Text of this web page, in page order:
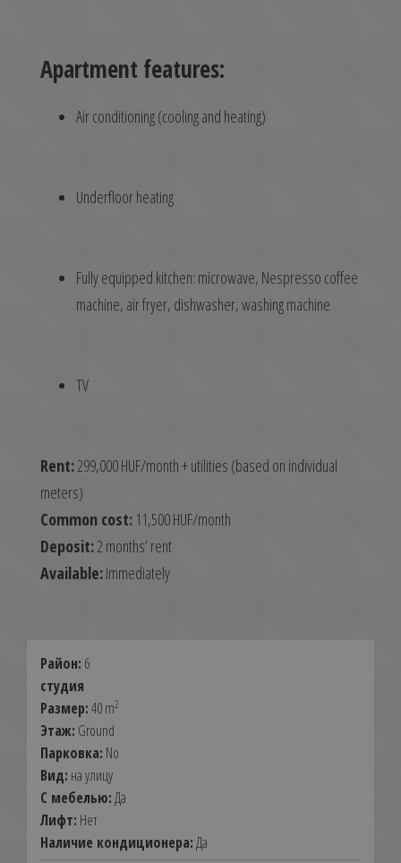
Apartment features:
Air conditioning (cooling and heating)
Underfloor heating
Fully equipped kitchen: microwave, Nespresso coffee
machine, air fryer, dishwasher, washing machine
TV
Rent:299,000 HUF/month + utilities (based on individual
meters)
Common cost: 11,500 HUF/month
Deposit:2 months’ rent
Available:Immediately
Район: 6
студия
Размер:40 m2
Этаж: Ground
Парковка: No
Вид: на улицу
С мебелью:Да
Лифт: Нет
Наличие кондиционера:Да